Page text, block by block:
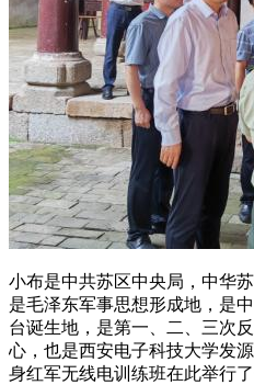
小布是中共苏区中央局，中华
是毛泽东军事思想形成地，是
台诞生地，是第一、二、三次
心，也是西安电子科技大学发
身红军无线电训练班在此举行